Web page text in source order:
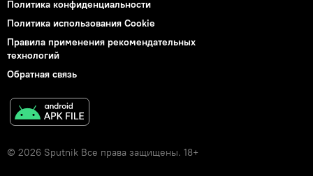
Политика конфиденциальности
Политика использования Cookie
Правила применения рекомендательных
технологий
Обратная связь
© 2026 Sputnik Все права защищены. 18+